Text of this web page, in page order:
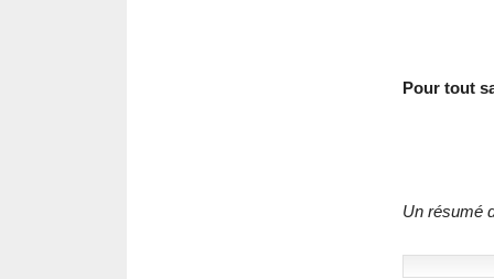
Pour tout
Un résumé